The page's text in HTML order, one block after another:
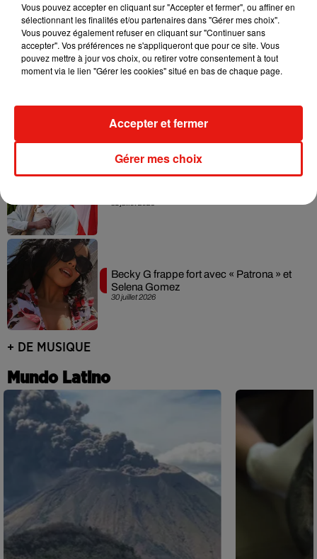
31 juillet 2026
31 juillet 2026
Bad Bunny à Porto Rico pour un concert
30 juillet 2026
Becky G frappe fort avec « Patrona » et
Selena Gomez
+ DE MUSIQUE
Mundo Latino
Vous pouvez accepter en cliquant sur "Accepter et fermer", ou affiner en
sélectionnant les finalités et/ou partenaires dans "Gérer mes choix".
Vous pouvez également refuser en cliquant sur "Continuer sans
accepter". Vos préférences ne s'appliqueront que pour ce site. Vous
pouvez mettre à jour vos choix, ou retirer votre consentement à tout
moment via le lien "Gérer les cookies" situé en bas de chaque page.
Gérer mes choix
Accepter et fermer